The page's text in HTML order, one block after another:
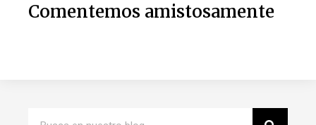
Comentemos amistosamente